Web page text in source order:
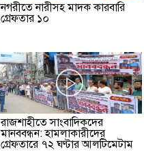
নগরীতে নারীসহ মাদক কারবারি
গ্রেফতার ১০
রাজশাহীতে সাংবাদিকদের
মানববন্ধন: হামলাকারীদের
গ্রেফতারে ৭২ ঘণ্টার আলটিমেটাম